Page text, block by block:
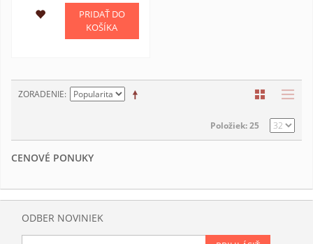
PRIDAŤ DO
KOŠÍKA
ZORADENIE
Položiek: 25
CENOVÉ PONUKY
ODBER NOVINIEK